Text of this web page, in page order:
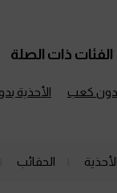
الفئات ذات الصلة
كعب الأحذية
الأحذية الحقائب